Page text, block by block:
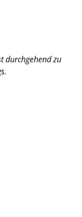
durchgehend zu